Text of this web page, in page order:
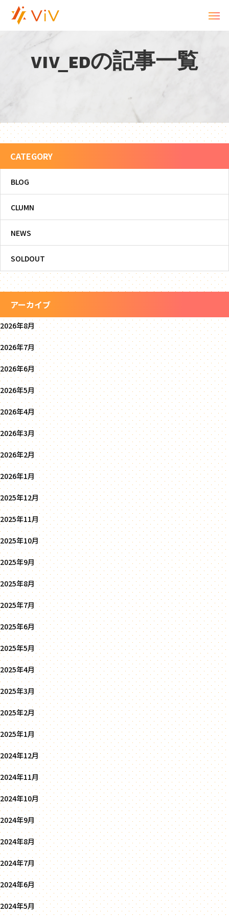
viv_ edの記事一覧
CATEGORY
BLOG
CLUMN
NEWS
SOLDOUT
アーカイブ
2026年8月
2026年7月
2026年6月
2026年5月
2026年4月
2026年3月
2026年2月
2026年1月
2025年12月
2025年11月
2025年10月
2025年9月
2025年8月
2025年7月
2025年6月
2025年5月
2025年4月
2025年3月
2025年2月
2025年1月
2024年12月
2024年11月
2024年10月
2024年9月
2024年8月
2024年7月
2024年6月
2024年5月